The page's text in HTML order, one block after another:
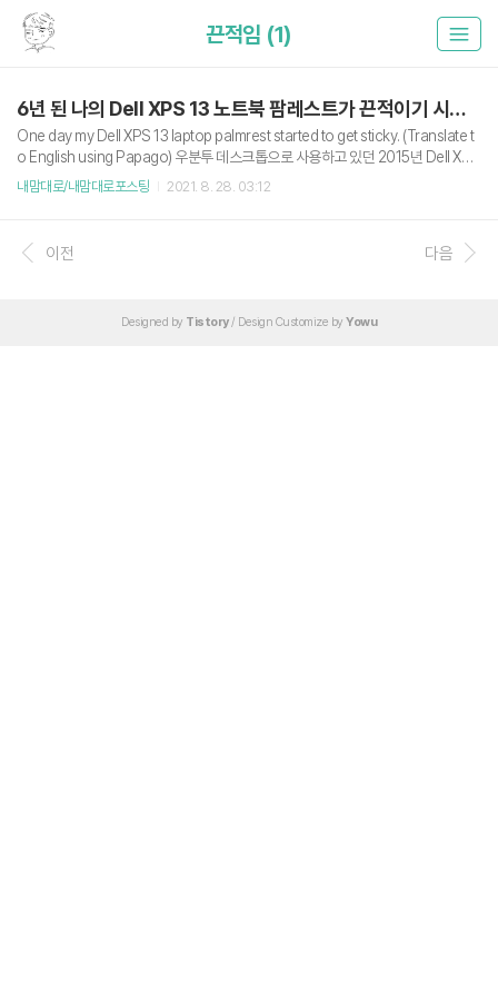
끈적임 (1)
6년 된 나의 Dell XPS 13 노트북 팜레스트가 끈적이기 시작했다.
One day my Dell XPS 13 laptop palmrest started to get sticky. (Translate t
o English using Papago) 우분투 데스크톱으로 사용하고 있던 2015년 Dell XPS
13 (9350)을 최근에 잘 사용하지 않았는데, 구매 후 6년쯤 지난 오늘 사용하려고 노
올려보자면, 노트북을 베란다에 오랫동안 방치해둔 적이 있었는데, 그 시점을 기점
으로 증상이 발생한 것 같다. 그 이후 몇 달 전 잠시 사용할 때도 끈적였던 기억이 있
내맘대로/내맘대로포스팅 2021. 8. 28. 03:12
이전 다음
Designed by Tistory/ Design Customize by Yowu